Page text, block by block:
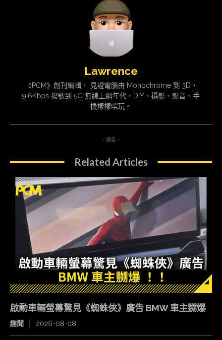
Lawrence
《PCM》創刊編輯， 見證電腦由 Monochrome 到 3D，
9.6Kbps 撥號到 5G 無線上網年代，DIY、攝影、影音、手
機樣樣啱玩。
- 廣告 -
Related Articles
啟動車輛螢幕驚見《蜘蛛俠》廣告 BMW 車主嬲爆
趣聞 2026-08-08